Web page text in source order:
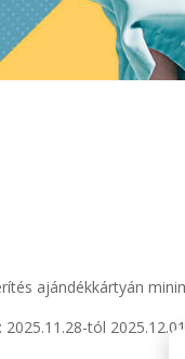
ajándékkártyán
2025.11.28-tól